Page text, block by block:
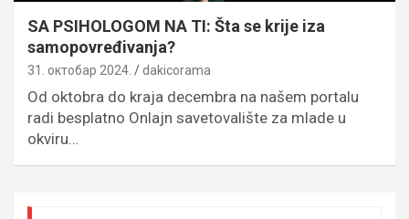
SA PSIHOLOGOM NA TI: Šta se krije iza
samopovređivanja?
31. октобар 2024. dakicorama
Od oktobra do kraja decembra na našem portalu
radi besplatno Onlajn savetovalište za mlade u
okviru…